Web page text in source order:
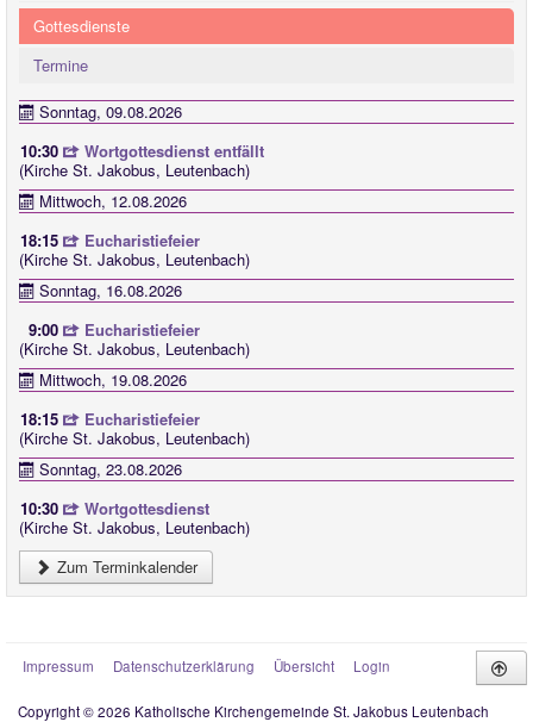
Gottesdienste
Termine
Sonntag, 09.08.2026
10:30
Wortgottesdienst entfällt
(Kirche St. Jakobus, Leutenbach)
Mittwoch, 12.08.2026
18:15
Eucharistiefeier
(Kirche St. Jakobus, Leutenbach)
Sonntag, 16.08.2026
9:00
Eucharistiefeier
(Kirche St. Jakobus, Leutenbach)
Mittwoch, 19.08.2026
18:15
Eucharistiefeier
(Kirche St. Jakobus, Leutenbach)
Sonntag, 23.08.2026
10:30
Wortgottesdienst
(Kirche St. Jakobus, Leutenbach)
Zum Terminkalender
Impressum Datenschutzerklärung Übersicht Login
Copyright © 2026 Katholische Kirchengemeinde St. Jakobus Leutenbach